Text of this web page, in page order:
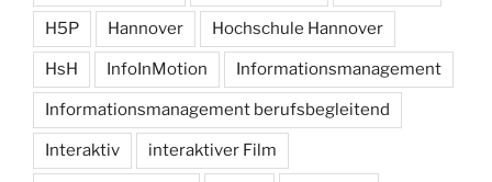
H5P Hannover Hochschule Hannover
HsH InfoInMotion Informationsmanagement
Informationsmanagement berufsbegleitend
Interaktiv interaktiver Film